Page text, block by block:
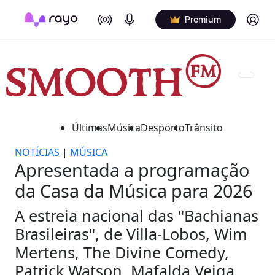
On Air Podcasts Premium Log in
ÚltimasMúsicaDesportoTrânsito
NOTÍCIAS | MÚSICA
Apresentada a programação
da Casa da Música para 2026
A estreia nacional das "Bachianas
Brasileiras", de Villa-Lobos, Wim
Mertens, The Divine Comedy,
Patrick Watson, Mafalda Veiga,